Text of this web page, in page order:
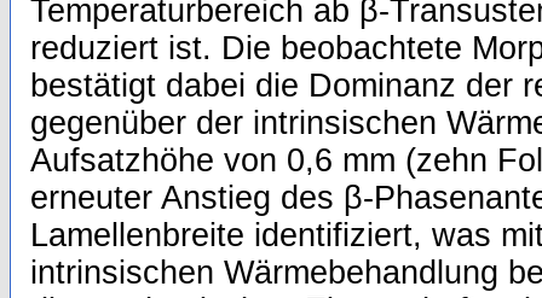
Temperaturbereich ab β-
reduziert ist. Die beobachtete
bestätigt dabei die Dominanz der
gegenüber der intrinsischen
Aufsatzhöhe von 0,6 mm (zehn
erneuter Anstieg des β-
Lamellenbreite identifiziert, was
intrinsischen Wärmebehandlung